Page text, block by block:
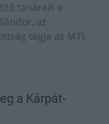
tanáraik a
az
tagja az MTI-
a Kárpát-